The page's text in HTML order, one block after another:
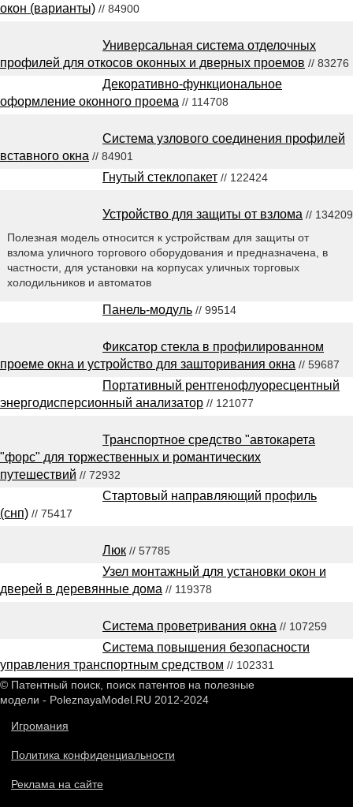
окон (варианты) // 84900
Универсальная система отделочных
профилей для откосов оконных и дверных проемов // 83276
Декоративно-функциональное
оформление оконного проема // 114708
Система узлового соединения профилей
вставного окна // 84901
Гнутый стеклопакет // 122424
Устройство для защиты от взлома // 134209
Полезная модель относится к устройствам для защиты от
взлома уличного торгового оборудования и предназначена, в
частности, для установки на корпусах уличных торговых
холодильников и автоматов
Панель-модуль // 99514
Фиксатор стекла в профилированном
проеме окна и устройство для зашторивания окна // 59687
Портативный рентгенофлуоресцентный
энергодисперсионный анализатор // 121077
Транспортное средство "автокарета
"форс" для торжественных и романтических
путешествий // 72932
Стартовый направляющий профиль
(снп) // 75417
Люк // 57785
Узел монтажный для установки окон и
дверей в деревянные дома // 119378
Система проветривания окна // 107259
Система повышения безопасности
управления транспортным средством // 102331
© Патентный поиск, поиск патентов на полезные
модели - PoleznayaModel.RU 2012-2024
Игромания
Политика конфиденциальности
Реклама на сайте